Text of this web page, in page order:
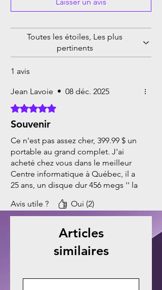
Laisser un avis
Toutes les étoiles, Les plus
pertinents
1 avis
Jean Lavoie • 08 déc. 2025
Noté 5 sur 5.
Souvenir
Ce n'est pas assez cher, 399.99 $ un
portable au grand complet. J'ai
acheté chez vous dans le meilleur
Centre informatique à Québec, il a
25 ans, un disque dur 456 megs '' la
toujours acheté chez vous les
meilleurs prix MERCI MICRODATA
ET BONNE ANNÉE 2026
Avis utile ? Oui (2)
Articles
similaires